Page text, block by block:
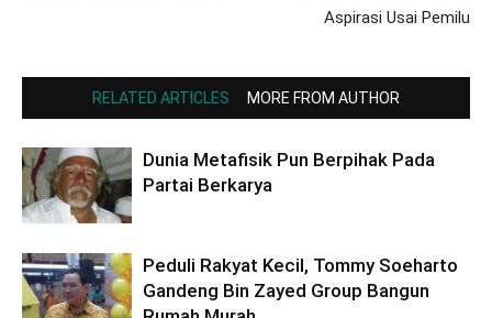
Aspirasi Usai Pemilu
RELATED ARTICLES MORE FROM AUTHOR
Dunia Metafisik Pun Berpihak Pada
Partai Berkarya
Peduli Rakyat Kecil, Tommy Soeharto
Gandeng Bin Zayed Group Bangun